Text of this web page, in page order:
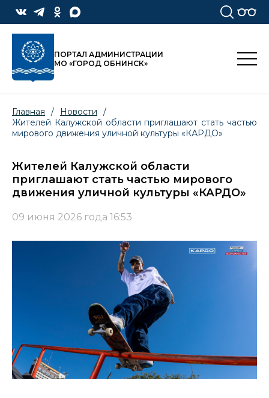
ПОРТАЛ АДМИНИСТРАЦИИ
МО «ГОРОД ОБНИНСК»
Главная / Новости
/
Жителей Калужской области приглашают стать частью
мирового движения уличной культуры «КАРДО»
Жителей Калужской области
приглашают стать частью мирового
движения уличной культуры «КАРДО»
09 июня 2026 года 16:53